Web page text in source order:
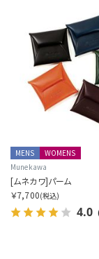
価格帯を指定する
サイズを指定する
MENS
WOMENS
Munekawa
[ムネカワ]パーム
￥7,700(税込)
4.0